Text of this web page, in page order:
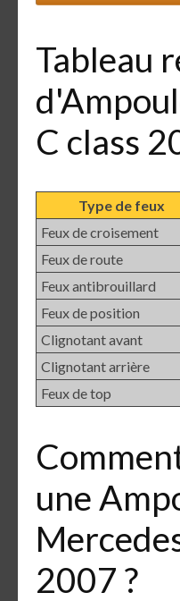
Tableau
C class
Type de feux
Feux de croisement
Feux de route
Feux antibrouillard
Feux de position
Clignotant avant
Clignotant arrière
Feux de top
une
2007 ?